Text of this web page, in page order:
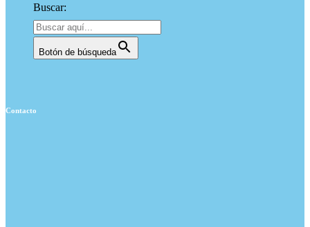
Buscar:
Botón de búsqueda
Contacto